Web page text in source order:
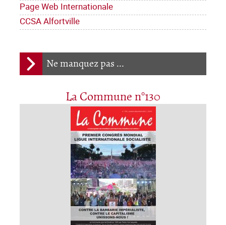
Page Web Internationale
CCSA Alfortville
Ne manquez pas ...
La Commune n°130